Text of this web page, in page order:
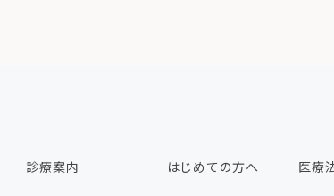
診療案内 はじめての方へ 医療